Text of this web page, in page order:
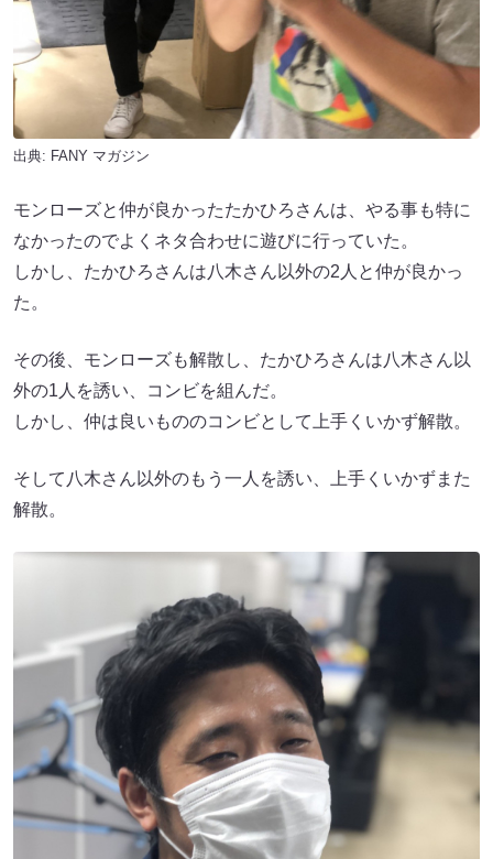
出典: FANY マガジン
モンローズと仲が良かったたかひろさんは、やる事も特に
なかったのでよくネタ合わせに遊びに行っていた。
しかし、たかひろさんは八木さん以外の2人と仲が良かっ
た。
その後、モンローズも解散し、たかひろさんは八木さん以
外の1人を誘い、コンビを組んだ。
しかし、仲は良いもののコンビとして上手くいかず解散。
そして八木さん以外のもう一人を誘い、上手くいかずまた
解散。